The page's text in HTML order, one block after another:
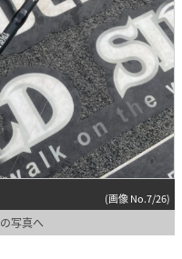
(画像 No.7/26)
写真へ